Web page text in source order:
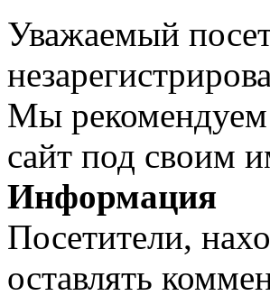
Уважаемый
Мы
сайт под своим
Информация
Посетители,
оставлять